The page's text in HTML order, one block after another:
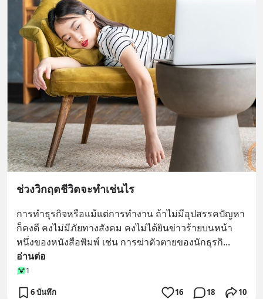
ช่วงวิกฤตชีวิตจะทำเช่นไร
การทำธุรกิจหรือแม้แต่การทำงาน ถ้าไม่มีอุปสรรคปัญหา
ก็คงดี คงไม่มีภัยทางสังคม คงไม่ได้ยินข่าวร้ายบนหน้า
หนึ่งของหนังสือพิมพ์ เช่น การฆ่าตัวตายของนักธุรกิ
อ่านต่อ
1
6 บันทึก 16 18 10